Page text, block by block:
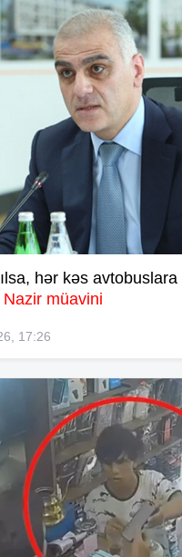
hər kəs avtobuslara
Nazir müavini
17:26